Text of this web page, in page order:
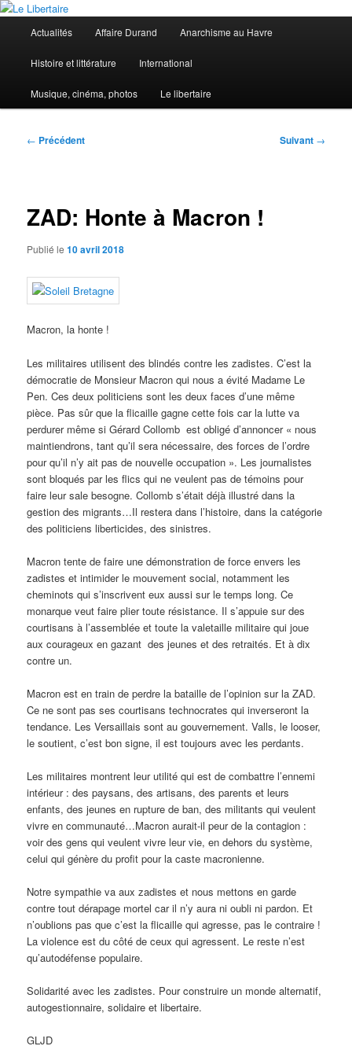
Aller
contenu
principalLe Libertaire
principal
Actualités Affaire Durand Anarchisme au Havre
Histoire et littérature International
Musique, cinéma, photos Le libertaire
Navigation
← Précédent Suivant →
ZAD: Honte à Macron !
Publié le10 avril 2018
Macron, la honte !
Les militaires utilisent des blindés contre les zadistes. C’est la
démocratie de Monsieur Macron qui nous a évité Madame Le
Pen. Ces deux politiciens sont les deux faces d’une même
pièce. Pas sûr que la flicaille gagne cette fois car la lutte va
perdurer même si Gérard Collomb est obligé d’annoncer « nous
maintiendrons, tant qu’il sera nécessaire, des forces de l’ordre
pour qu’il n’y ait pas de nouvelle occupation ». Les journalistes
sont bloqués par les flics qui ne veulent pas de témoins pour
faire leur sale besogne. Collomb s’était déjà illustré dans la
gestion des migrants…Il restera dans l’histoire, dans la catégorie
des politiciens liberticides, des sinistres.
Macron tente de faire une démonstration de force envers les
zadistes et intimider le mouvement social, notamment les
cheminots qui s’inscrivent eux aussi sur le temps long. Ce
monarque veut faire plier toute résistance. Il s’appuie sur des
courtisans à l’assemblée et toute la valetaille militaire qui joue
aux courageux en gazant des jeunes et des retraités. Et à dix
contre un.
Macron est en train de perdre la bataille de l’opinion sur la ZAD.
Ce ne sont pas ses courtisans technocrates qui inverseront la
tendance. Les Versaillais sont au gouvernement. Valls, le looser,
le soutient, c’est bon signe, il est toujours avec les perdants.
Les militaires montrent leur utilité qui est de combattre l’ennemi
intérieur : des paysans, des artisans, des parents et leurs
enfants, des jeunes en rupture de ban, des militants qui veulent
vivre en communauté…Macron aurait-il peur de la contagion :
voir des gens qui veulent vivre leur vie, en dehors du système,
celui qui génère du profit pour la caste macronienne.
Notre sympathie va aux zadistes et nous mettons en garde
contre tout dérapage mortel car il n’y aura ni oubli ni pardon. Et
n’oublions pas que c’est la flicaille qui agresse, pas le contraire !
La violence est du côté de ceux qui agressent. Le reste n’est
qu’autodéfense populaire.
Solidarité avec les zadistes. Pour construire un monde alternatif,
autogestionnaire, solidaire et libertaire.
GLJD